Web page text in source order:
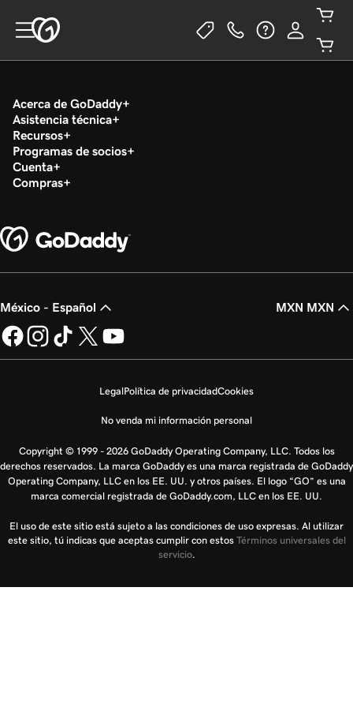
Acerca de GoDaddy
Asistencia técnica
Recursos
Programas de socios
Cuenta
Compras
México - Español MXN MXN
LegalPolítica de privacidadCookies
No venda mi información personal
Copyright © 1999 - 2026 GoDaddy Operating Company, LLC. Todos los
derechos reservados. La marca GoDaddy es una marca registrada de GoDaddy
Operating Company, LLC en los EE. UU. y otros países. El logo “GO” es una
marca comercial registrada de GoDaddy.com, LLC en los EE. UU.
El uso de este sitio está sujeto a las condiciones de uso expresas. Al utilizar
este sitio, tú indicas que aceptas cumplir con estos Términos universales del
servicio.